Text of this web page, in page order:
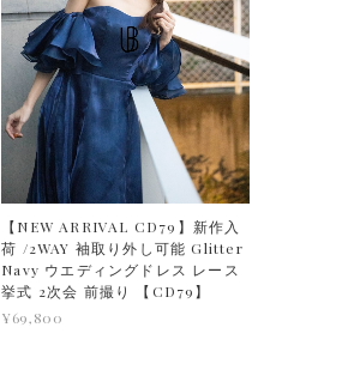
【NEW ARRIVAL CD79】新作入
荷 /2WAY 袖取り外し可能 Glitter
Navy ウエディングドレス レース
挙式 2次会 前撮り 【CD79】
¥69,800